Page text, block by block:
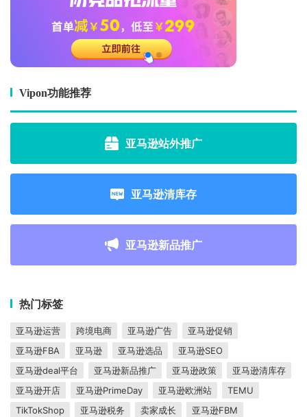
Vipon功能推荐
亚马逊站外推广
亚马逊清库存
亚马逊新品推广
热门标签
亚马逊运营 跨境电商 亚马逊广告
亚马逊促销
亚马逊FBA
亚马逊 亚马逊选品
亚马逊SEO
亚马逊deal平台
亚马逊新品推广 亚马逊政策
亚马逊清库存
亚马逊开店
亚马逊PrimeDay 亚马逊欧洲站
TEMU
TikTokShop
亚马逊税务 卖家成长
亚马逊FBM